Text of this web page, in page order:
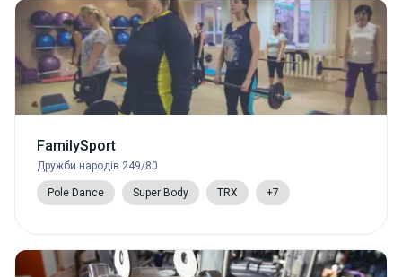
FamilySport
Дружби народів 249/80
Pole Dance Super Body TRX +7